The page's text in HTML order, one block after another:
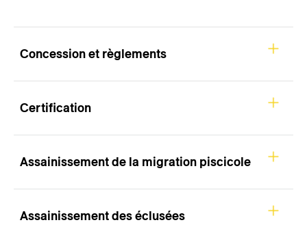
Concession et règlements
Certification
Assainissement de la migration piscicole
Assainissement des éclusées